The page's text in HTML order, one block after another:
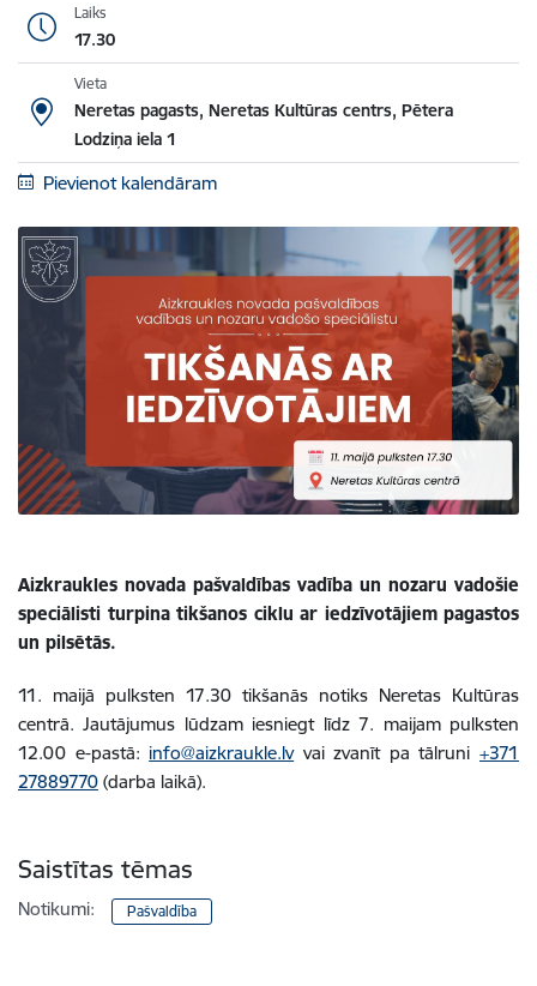
Laiks
17.30
Vieta
Neretas pagasts, Neretas Kultūras centrs, Pētera
Lodziņa iela 1
Pievienot kalendāram
Aizkraukles novada pašvaldības vadība un nozaru vadošie
speciālisti turpina tikšanos ciklu ar iedzīvotājiem pagastos
un pilsētās.
11. maijā pulksten 17.30 tikšanās notiks Neretas Kultūras
centrā. Jautājumus lūdzam iesniegt līdz 7. maijam pulksten
12.00 e-pastā: info@aizkraukle.lvvai zvanīt pa tālruni+371
27889770 (darba laikā).
Saistītas tēmas
Notikumi: Pašvaldība